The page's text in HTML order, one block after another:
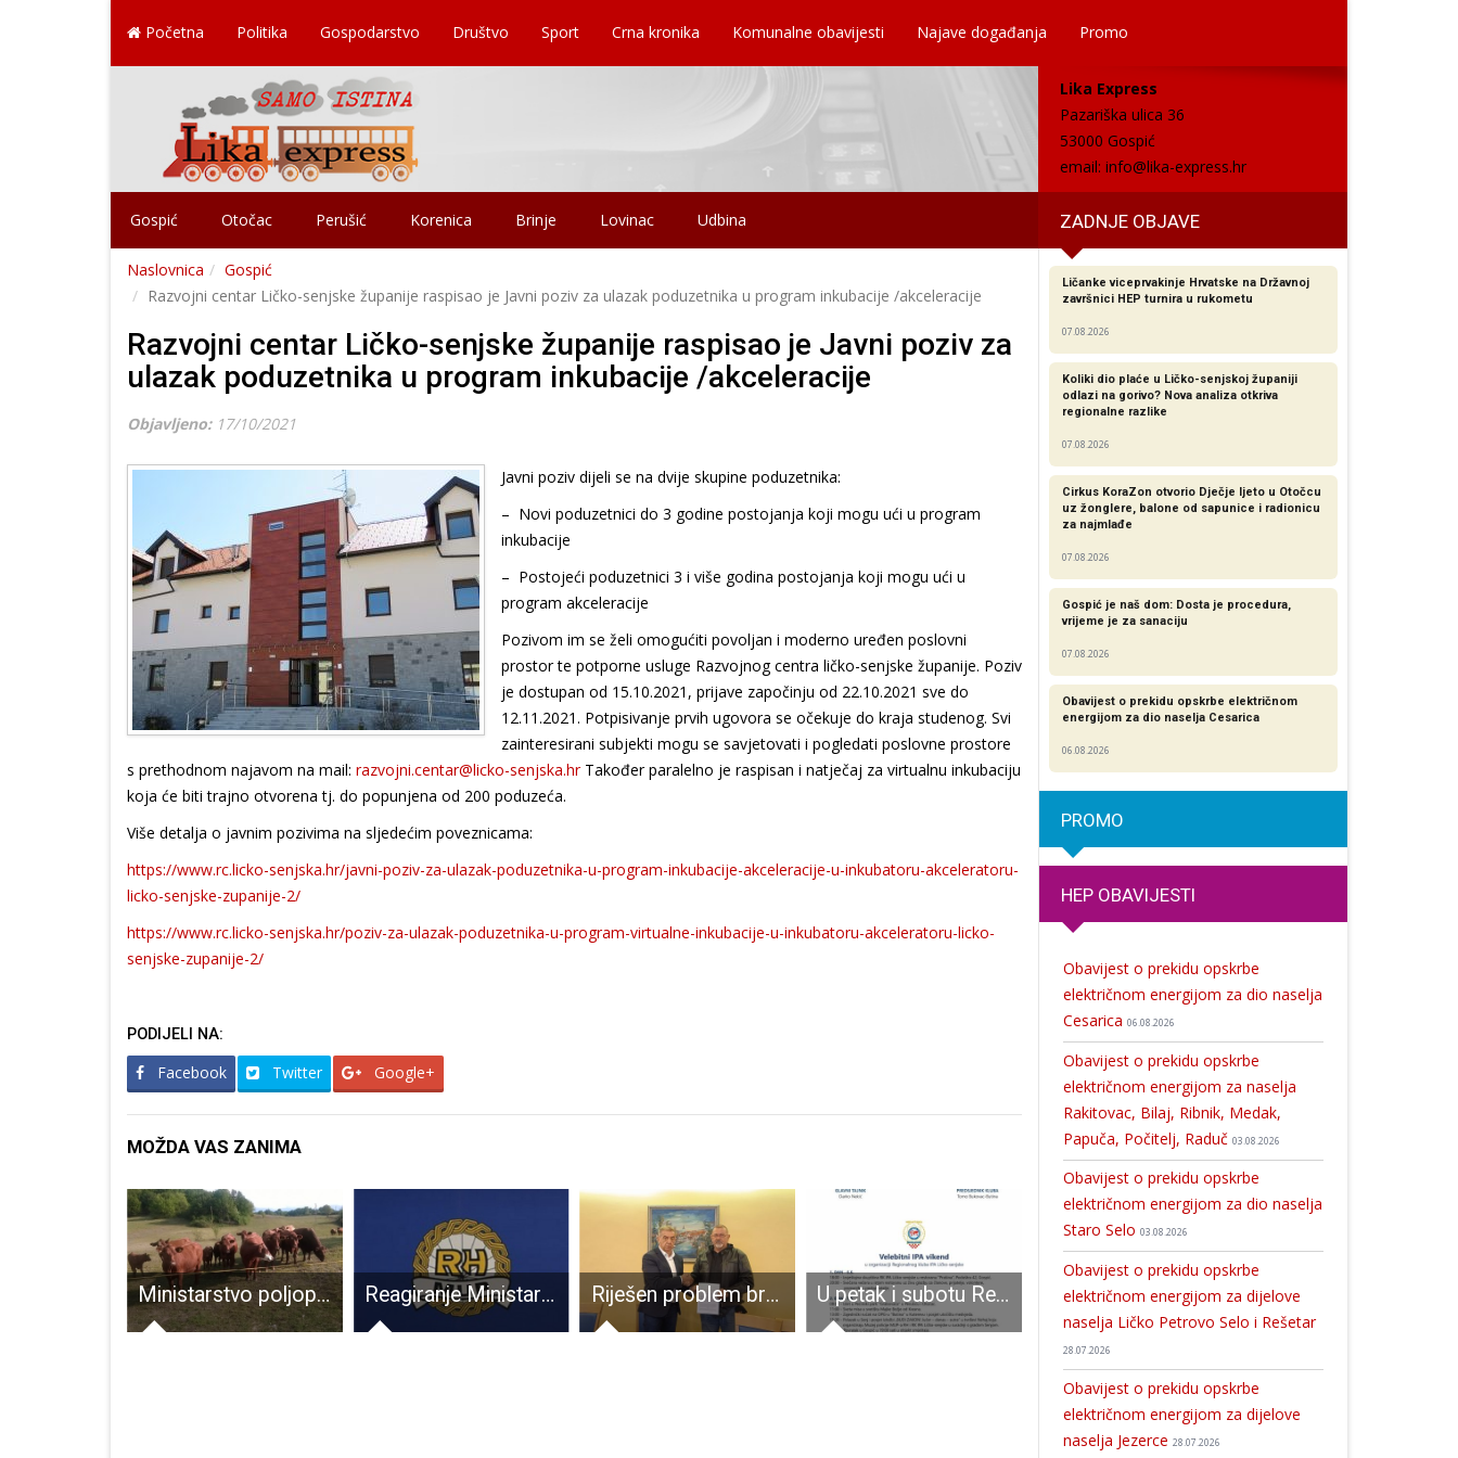
Početna Politika Gospodarstvo Društvo Sport Crna kronika Komunalne obavijesti Najave događanja Promo
Lika Express
Pazariška ulica 36
53000 Gospić
email: info@lika-express.hr
Gospić Otočac Perušić Korenica Brinje Lovinac Udbina ZADNJE OBJAVE
Naslovnica
Gospić
Razvojni centar Ličko-senjske županije raspisao je Javni poziv za ulazak poduzetnika u program inkubacije /akceleracije
Razvojni centar Ličko-senjske županije raspisao je Javni poziv za
ulazak poduzetnika u program inkubacije /akceleracije
Objavljeno: 17/10/2021
Javni poziv dijeli se na dvije skupine poduzetnika:
– Novi poduzetnici do 3 godine postojanja koji mogu ući u program
inkubacije
– Postojeći poduzetnici 3 i više godina postojanja koji mogu ući u
program akceleracije
Pozivom im se želi omogućiti povoljan i moderno uređen poslovni
prostor te potporne usluge Razvojnog centra ličko-senjske županije. Poziv
je dostupan od 15.10.2021, prijave započinju od 22.10.2021 sve do
12.11.2021. Potpisivanje prvih ugovora se očekuje do kraja studenog. Svi
zainteresirani subjekti mogu se savjetovati i pogledati poslovne prostore
s prethodnom najavom na mail: razvojni.centar@licko-senjska.hr Također paralelno je raspisan i natječaj za virtualnu inkubaciju
koja će biti trajno otvorena tj. do popunjena od 200 poduzeća.
Više detalja o javnim pozivima na sljedećim poveznicama:
https://www.rc.licko-senjska.hr/javni-poziv-za-ulazak-poduzetnika-u-program-inkubacije-akceleracije-u-inkubatoru-akceleratoru-
licko-senjske-zupanije-2/
https://www.rc.licko-senjska.hr/poziv-za-ulazak-poduzetnika-u-program-virtualne-inkubacije-u-inkubatoru-akceleratoru-licko-
senjske-zupanije-2/
PODIJELI NA:
Facebook Twitter Google+
MOŽDA VAS ZANIMA
Ministarstvo poljoprivrede: Ukinuli smo 190 troškova koje su stočari do sada plaćali državi – 17,2 milijuna kuna godišnje uštede Reagiranje Ministarstva unutarnjih poslova Republike Hrvatske na objavu Amnesty International Riješen problem braniteljskih udruga; HVIDRA-a i partnerske udruge dobile prostor U petak i subotu Regionalni klub IPA organizira Velebitni IPA vikend U Lovincu održan biskupijski križni put mladih na ruti dugoj 12 kilometara
Ličanke viceprvakinje Hrvatske na Državnoj
završnici HEP turnira u rukometu
07.08.2026
Koliki dio plaće u Ličko-senjskoj županiji
odlazi na gorivo? Nova analiza otkriva
regionalne razlike​
07.08.2026
Cirkus KoraZon otvorio Dječje ljeto u Otočcu
uz žonglere, balone od sapunice i radionicu
za najmlađe
07.08.2026
Gospić je naš dom: Dosta je procedura,
vrijeme je za sanaciju
07.08.2026
Obavijest o prekidu opskrbe električnom
energijom za dio naselja Cesarica
06.08.2026
PROMO
HEP OBAVIJESTI
Obavijest o prekidu opskrbe
električnom energijom za dio naselja
Cesarica 06.08.2026
Obavijest o prekidu opskrbe
električnom energijom za naselja
Rakitovac, Bilaj, Ribnik, Medak,
Papuča, Počitelj, Raduč 03.08.2026
Obavijest o prekidu opskrbe
električnom energijom za dio naselja
Staro Selo 03.08.2026
Obavijest o prekidu opskrbe
električnom energijom za dijelove
naselja Ličko Petrovo Selo i Rešetar
28.07.2026
Obavijest o prekidu opskrbe
električnom energijom za dijelove
naselja Jezerce 28.07.2026